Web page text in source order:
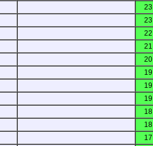
23
23
22
21
20
19
19
19
18
18
17